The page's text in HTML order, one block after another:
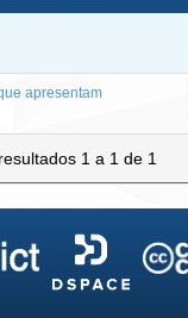
apresentam
1 a 1 de 1